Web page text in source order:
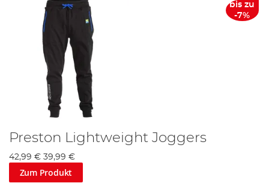
bis zu
-7%
Preston Lightweight Joggers
42,99 € 39,99 €
Zum Produkt